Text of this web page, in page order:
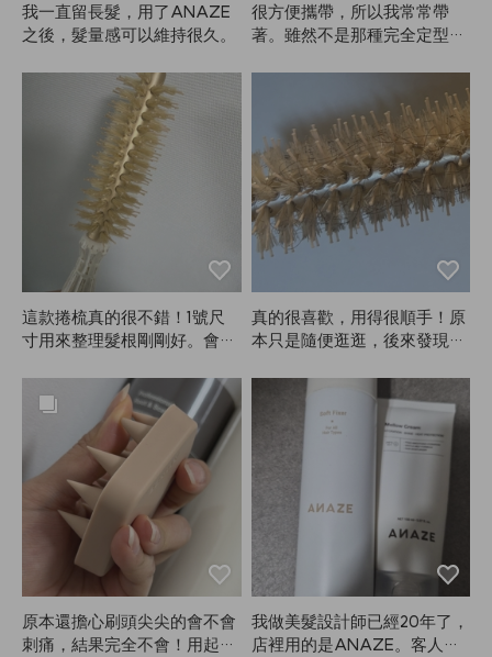
我一直留長髮，用了ANAZE
之後，髮量感可以維持很久。
很方便攜帶，所以我常常帶
著。雖然不是那種完全定型，
對ANAZE很滿意。
這款捲梳真的很不錯！1號尺
寸用來整理髮根剛剛好。會常
真的很喜歡，用得很順手！原
本只是隨便逛逛，後來發現自
次買了ANAZE的大號和小號
刷子，分別給長髮、側髮和瀏
海用。導熱效果很好，冷卻也
快，成套擺在一起也很好看，
非常滿意。我大概已經用了兩
年了，現在才來寫評論，依然
用得很順手。這種刷子多少會
有點打結，但整體來說還是很
好用。不知道為什麼要寫這麼
長的評論，哈哈，不過產品真
的滿意，所以還是寫了。以後
還會考慮買其他尺寸！
原本還擔心刷頭尖尖的會不會
刺痛，結果完全不會！用起來
我做美髮設計師已經20年了，
店裡用的是ANAZE。客人的